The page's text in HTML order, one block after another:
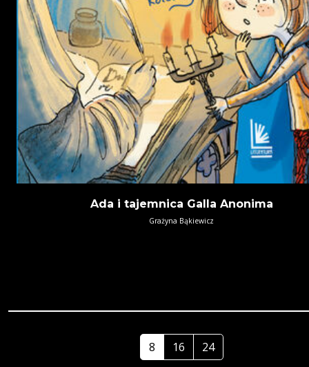
Ada i tajemnica Galla Anonima
Grażyna Bąkiewicz
8 16 24